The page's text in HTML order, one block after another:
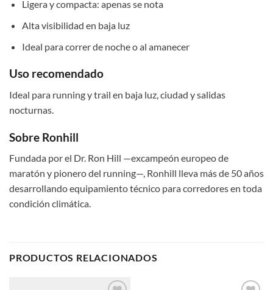
Ligera y compacta: apenas se nota
Alta visibilidad en baja luz
Ideal para correr de noche o al amanecer
Uso recomendado
Ideal para running y trail en baja luz, ciudad y salidas
nocturnas.
Sobre Ronhill
Fundada por el Dr. Ron Hill —excampeón europeo de
maratón y pionero del running—, Ronhill lleva más de 50 años
desarrollando equipamiento técnico para corredores en toda
condición climática.
PRODUCTOS RELACIONADOS